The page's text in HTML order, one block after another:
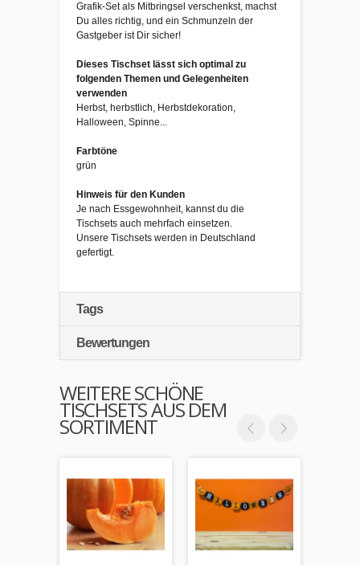
Grafik-Set als Mitbringsel verschenkst, machst
Du alles richtig, und ein Schmunzeln der
Gastgeber ist Dir sicher!
Dieses Tischset lässt sich optimal zu
folgenden Themen und Gelegenheiten
verwenden
Herbst, herbstlich, Herbstdekoration,
Halloween, Spinne...
Farbtöne
grün
Hinweis für den Kunden
Je nach Essgewohnheit, kannst du die
Tischsets auch mehrfach einsetzen.
Unsere Tischsets werden in Deutschland
gefertigt.
Tags
Bewertungen
WEITERE SCHÖNE
TISCHSETS AUS DEM
SORTIMENT